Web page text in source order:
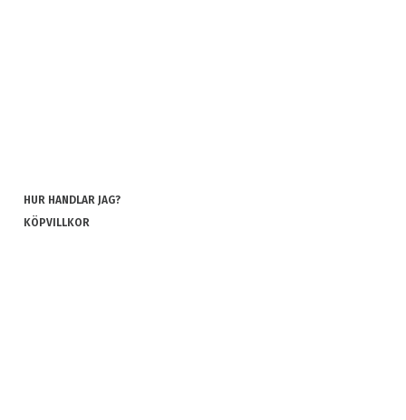
HUR HANDLAR JAG?
KÖPVILLKOR